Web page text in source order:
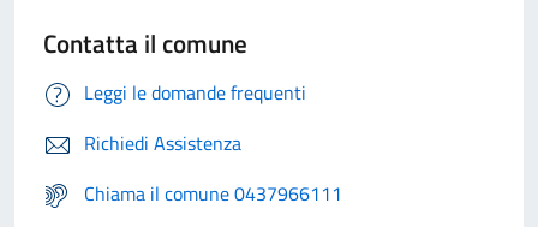
Contatta il comune
Leggi le domande frequenti
Richiedi Assistenza
Chiama il comune 0437966111